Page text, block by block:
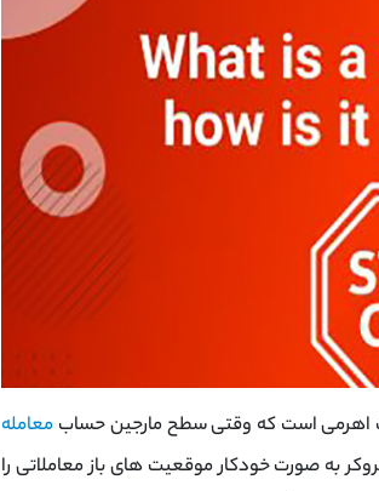
معامله‌
به صورت خودکار موقعیت‌ های باز معاملاتی را